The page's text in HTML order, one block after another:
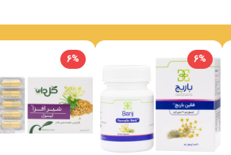
6%
6%